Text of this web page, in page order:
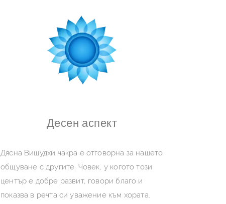
Десен аспект
Дясна Вишудхи чакра е отговорна за нашето
общуване с другите. Човек, у когото този
център е добре развит, говори благо и
показва в речта си уважение към хората.